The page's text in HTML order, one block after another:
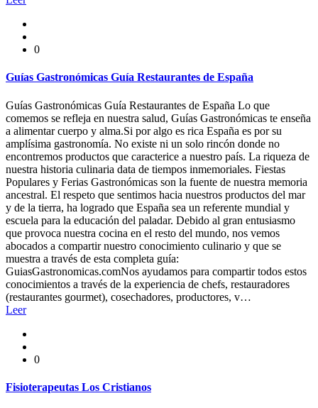
0
Guías Gastronómicas Guía Restaurantes de España
Guías Gastronómicas Guía Restaurantes de España Lo que
comemos se refleja en nuestra salud, Guías Gastronómicas te enseña
a alimentar cuerpo y alma.Si por algo es rica España es por su
amplísima gastronomía. No existe ni un solo rincón donde no
encontremos productos que caracterice a nuestro país. La riqueza de
nuestra historia culinaria data de tiempos inmemoriales. Fiestas
Populares y Ferias Gastronómicas son la fuente de nuestra memoria
ancestral. El respeto que sentimos hacia nuestros productos del mar
y de la tierra, ha logrado que España sea un referente mundial y
escuela para la educación del paladar. Debido al gran entusiasmo
que provoca nuestra cocina en el resto del mundo, nos vemos
abocados a compartir nuestro conocimiento culinario y que se
muestra a través de esta completa guía:
GuiasGastronomicas.comNos ayudamos para compartir todos estos
conocimientos a través de la experiencia de chefs, restauradores
(restaurantes gourmet), cosechadores, productores, v…
Leer
0
Fisioterapeutas Los Cristianos